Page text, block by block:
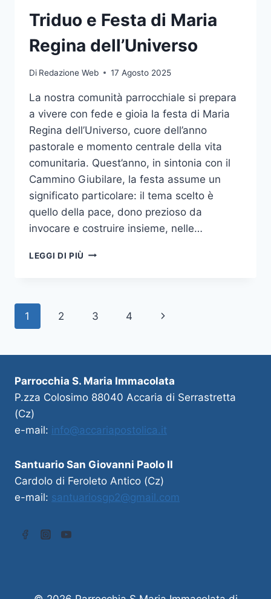
Triduo e Festa di Maria
Regina dell’Universo
Di Redazione Web 17 Agosto 2025
La nostra comunità parrocchiale si prepara
a vivere con fede e gioia la festa di Maria
Regina dell’Universo, cuore dell’anno
pastorale e momento centrale della vita
comunitaria. Quest’anno, in sintonia con il
Cammino Giubilare, la festa assume un
significato particolare: il tema scelto è
quello della pace, dono prezioso da
invocare e costruire insieme, nelle…
LEGGI DI PIÙ
1 2 3 4
Parrocchia S. Maria Immacolata
P.zza Colosimo 88040 Accaria di Serrastretta
(Cz)
e-mail: info@accariapostolica.it
Santuario San Giovanni Paolo II
Cardolo di Feroleto Antico (Cz)
e-mail: santuariosgp2@gmail.com